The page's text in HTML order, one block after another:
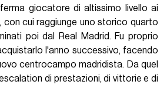
giocatore di altissimo livello ai
con cui raggiunge uno storico quarto
poi dal Real Madrid. Fu proprio
l'anno successivo, facendo
centrocampo madridista. Da quel
di prestazioni, di vittorie e di